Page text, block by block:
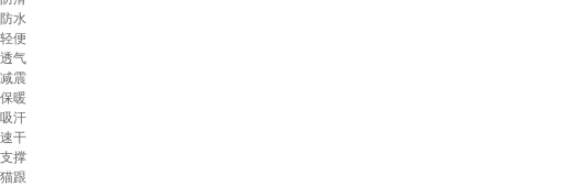
防水
轻便
透气
减震
保暖
吸汗
速干
支撑
猫跟